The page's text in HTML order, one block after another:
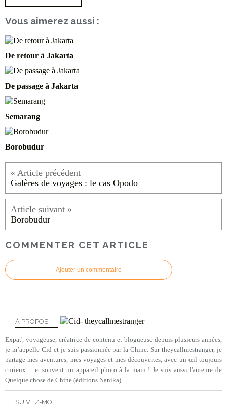
Vous aimerez aussi :
De retour à Jakarta
De passage à Jakarta
Semarang
Borobudur
Galères de voyages : le cas Opodo
Borobudur
COMMENTER CET ARTICLE
Ajouter un commentaire
SUIVEZ-MOI
À PROPOS
Expat', voyageuse, créatrice de contenu et blogueuse depuis plusieurs années,
je m’appelle Cid et je suis passionnée par la Chine. Sur theycallmestranger, je
partage mes aventures, mes voyages et mes découvertes, avec un œil toujours
curieux… et souvent un appareil photo à la main ! Je suis aussi l'auteure de
Quelque chose de Chine (éditions Nanika).